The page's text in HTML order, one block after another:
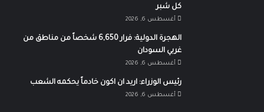
كل شبر
أغسطس 6, 2026
الهجرة الدولية: فرار 6,650 شخصاً من مناطق من
غربي السودان
أغسطس 6, 2026
رئيس الوزراء: اريد ان اكون خادماً يحكمه الشعب
أغسطس 6, 2026